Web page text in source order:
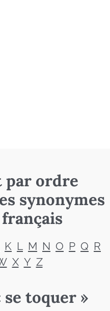
par ordre
synonymes
K L M N O P Q R
X Y Z
toquer »